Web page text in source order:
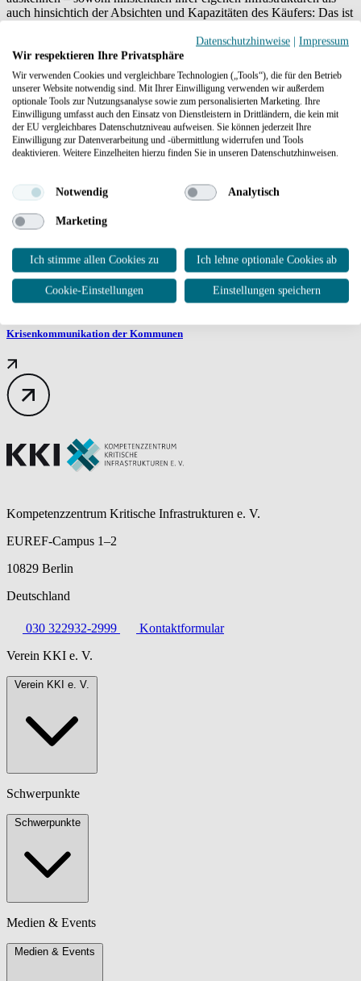
auch hinsichtich der Absichten und Kapazitäten des Käufers: Das ist
wirtschaftliches und juristisches Detailwissen gefragt ist. Langfristig
bleibt den Kommunen aber keine andere Wahl, als sich diesen
Problemen zu stellen: Externe Unterstützung, wie sie der KKI e.V.
anbietet, kann hier eine Lösung sein.
Weitere Informationen
Kommunen und Verwaltung
Krisenkommunikation der Kommunen
Kompetenzzentrum Kritische Infrastrukturen e. V.
EUREF-Campus 1–2
10829 Berlin
Deutschland
030 322932-2999
Kontaktformular
Verein KKI e. V.
Verein KKI e. V.
Schwerpunkte
Schwerpunkte
Medien & Events
Medien & Events
Datenschutzhinweise | Impressum
Wir respektieren Ihre Privatsphäre
Wir verwenden Cookies und vergleichbare Technologien („Tools“), die für den Betrieb
unserer Website notwendig sind. Mit Ihrer Einwilligung verwenden wir außerdem
optionale Tools zur Nutzungsanalyse sowie zum personalisierten Marketing. Ihre
Einwilligung umfasst auch den Einsatz von Dienstleistern in Drittländern, die kein mit
der EU vergleichbares Datenschutzniveau aufweisen. Sie können jederzeit Ihre
Einwilligung zur Datenverarbeitung und -übermittlung widerrufen und Tools
deaktivieren. Weitere Einzelheiten hierzu finden Sie in unseren Datenschutzhinweisen.
Notwendig Analytisch
Marketing
Ich stimme allen Cookies zu Ich lehne optionale Cookies ab
Cookie-Einstellungen Einstellungen speichern